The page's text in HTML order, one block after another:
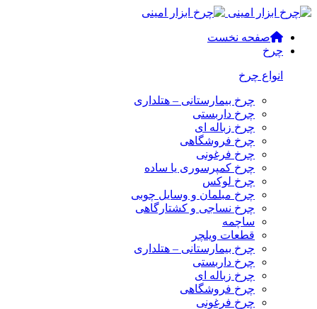
صفحه نخست
چرخ
انواع چرخ
چرخ بیمارستانی – هتلداری
چرخ داربستی
چرخ زباله ای
چرخ فروشگاهی
چرخ فرغونی
چرخ کمپرسوری یا ساده
چرخ لوکس
چرخ مبلمان و وسایل چوبی
چرخ نساجی و کشتارگاهی
ساچمه
قطعات ویلچر
چرخ بیمارستانی – هتلداری
چرخ داربستی
چرخ زباله ای
چرخ فروشگاهی
چرخ فرغونی